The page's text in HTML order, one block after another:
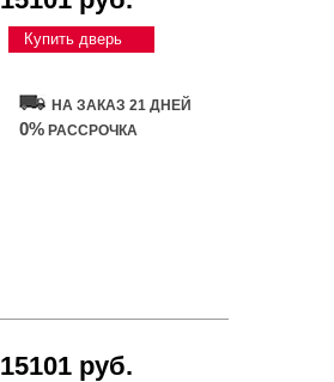
Купить дверь
НА ЗАКАЗ 21 ДНЕЙ
0% РАССРОЧКА
15101 руб.